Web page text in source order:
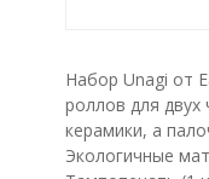
Набор Unagi от
роллов для двух
керамики, а
Экологичные